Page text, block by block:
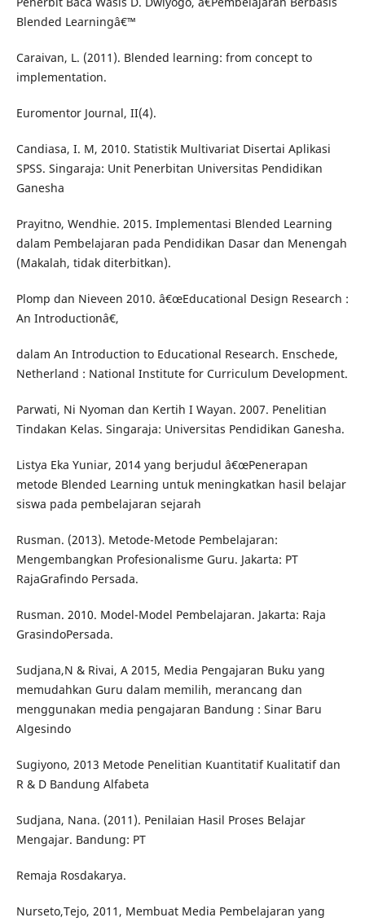
Blended Learningâ€™
Caraivan, L. (2011). Blended learning: from concept to
implementation.
Euromentor Journal, II(4).
Candiasa, I. M, 2010. Statistik Multivariat Disertai Aplikasi
SPSS. Singaraja: Unit Penerbitan Universitas Pendidikan
Ganesha
Prayitno, Wendhie. 2015. Implementasi Blended Learning
dalam Pembelajaran pada Pendidikan Dasar dan Menengah
(Makalah, tidak diterbitkan).
Plomp dan Nieveen 2010. â€œEducational Design Research :
An Introductionâ€,
dalam An Introduction to Educational Research. Enschede,
Netherland : National Institute for Curriculum Development.
Parwati, Ni Nyoman dan Kertih I Wayan. 2007. Penelitian
Tindakan Kelas. Singaraja: Universitas Pendidikan Ganesha.
Listya Eka Yuniar, 2014 yang berjudul â€œPenerapan
metode Blended Learning untuk meningkatkan hasil belajar
siswa pada pembelajaran sejarah
Rusman. (2013). Metode-Metode Pembelajaran:
Mengembangkan Profesionalisme Guru. Jakarta: PT
RajaGrafindo Persada.
Rusman. 2010. Model-Model Pembelajaran. Jakarta: Raja
GrasindoPersada.
Sudjana,N & Rivai, A 2015, Media Pengajaran Buku yang
memudahkan Guru dalam memilih, merancang dan
menggunakan media pengajaran Bandung : Sinar Baru
Algesindo
Sugiyono, 2013 Metode Penelitian Kuantitatif Kualitatif dan
R & D Bandung Alfabeta
Sudjana, Nana. (2011). Penilaian Hasil Proses Belajar
Mengajar. Bandung: PT
Remaja Rosdakarya.
Nurseto,Tejo, 2011, Membuat Media Pembelajaran yang